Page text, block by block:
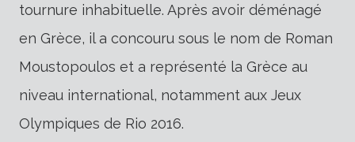
tournure inhabituelle. Après avoir déménagé
en Grèce, il a concouru sous le nom de Roman
Moustopoulos et a représenté la Grèce au
niveau international, notamment aux Jeux
Olympiques de Rio 2016.